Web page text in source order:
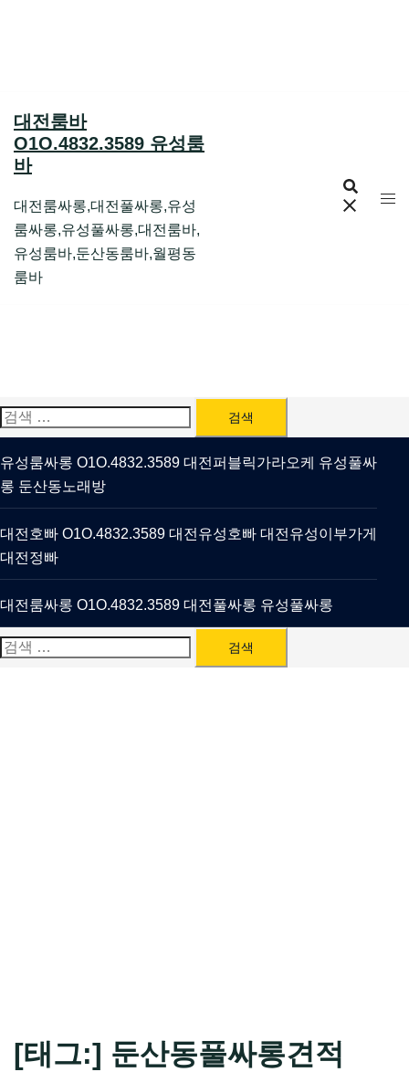
대전룸바
O1O.4832.3589 유성룸
바
대전룸싸롱,대전풀싸롱,유성
룸싸롱,유성풀싸롱,대전룸바,
유성룸바,둔산동룸바,월평동
룸바
검
색:
유성룸싸롱 O1O.4832.3589 대전퍼블릭가라오케 유성풀싸
롱 둔산동노래방
대전호빠 O1O.4832.3589 대전유성호빠 대전유성이부가게
대전정빠
대전룸싸롱 O1O.4832.3589 대전풀싸롱 유성풀싸롱
검
[태그:] 둔산동풀싸롱견적